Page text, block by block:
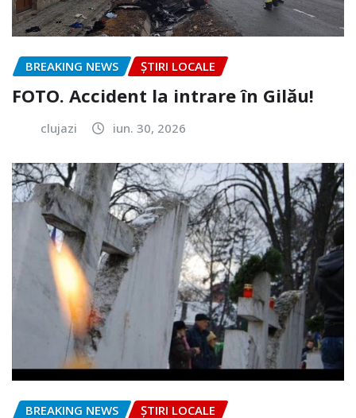
BREAKING NEWS ȘTIRI LOCALE
FOTO. Accident la intrare în Gilău!
clujazi iun. 30, 2026
BREAKING NEWS ȘTIRI LOCALE